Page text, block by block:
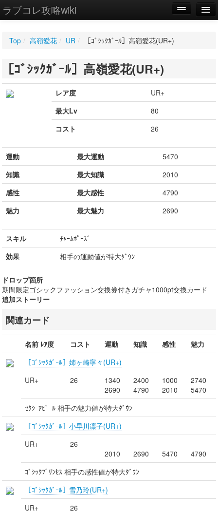
ラブコレ攻略wiki
WIKI
設定
Top / 高嶺愛花 / UR / ［ｺﾞｼｯｸｶﾞｰﾙ］高嶺愛花(UR+)
［ｺﾞｼｯｸｶﾞｰﾙ］高嶺愛花(UR+)
レア度
UR+
最大Lv
80
コスト
26
運動 最大運動
5470
知識
最大知識
2010
感性
最大感性
4790
魅力
最大魅力 2690
スキル
ﾁｬｰﾑﾎﾟｰｽﾞ
効果
相手の運動値が特大ﾀﾞｳﾝ
ドロップ箇所
期間限定ゴシックファッション交換券付きガチャ1000pt交換カード
追加ストーリー
関連カード
名前 ﾚｱ度 コスト 運動 知識 感性
魅力
［ｺﾞｼｯｸｶﾞｰﾙ］姉ヶ崎寧々(UR+)
UR+
26
1340
2690
2400
4790
1000
2010
2740
5470
ｾｸｼｰｱﾋﾟｰﾙ 相手の魅力値が特大ﾀﾞｳﾝ
［ｺﾞｼｯｸｶﾞｰﾙ］小早川凛子(UR+)
UR+
26
2010
2690 5470
4790
ｺﾞｼｯｸﾌﾟﾘﾝｾｽ 相手の感性値が特大ﾀﾞｳﾝ
［ｺﾞｼｯｸｶﾞｰﾙ］雪乃玲(UR+)
UR+
26